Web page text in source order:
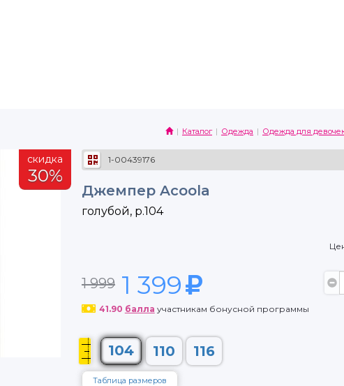
Каталог Одежда Одежда для
скидка
30%
1-00439176
Джемпер Acoola
голубой, р.104
1 999 1 399
41.90 балла участникам бонусной программы
104 110 116
Таблица размеров